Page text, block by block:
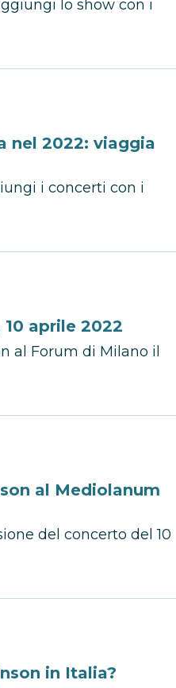
lo show con i
nel 2022: viaggia
i concerti con i
aprile 2022
al Forum di Milano il
al Mediolanum
del concerto del 10
in Italia?